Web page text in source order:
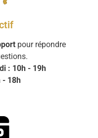
pour répondre
: 10h - 19h
- 18h